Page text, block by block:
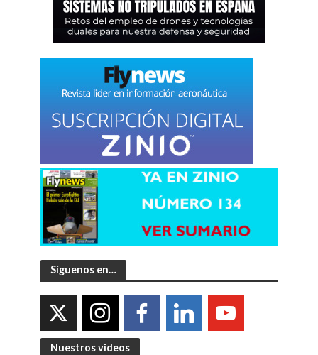
Síguenos en…
Nuestros videos